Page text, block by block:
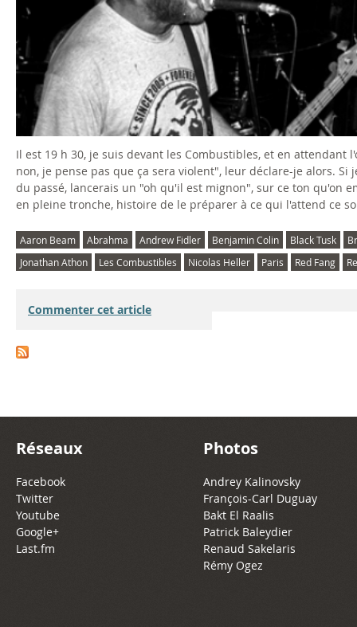
Il est 19 h 30, je suis devant les Combustibles, et en
non, je pense pas que ça sera violent", leur déclare-je alors.
du passé, lancerais un "oh qu'il est mignon", sur ce ton qu'on
en pleine tronche, histoire de le préparer à ce qui l'attend ce
Aaron Beam Abrahma Andrew Fidler Benjamin Colin Black Tusk
Jonathan Athon
Les Combustibles Nicolas Heller Paris Red Fang
Commenter cet article
Réseaux
Facebook
Twitter
Youtube
Google+
Last.fm
Photos
Andrey Kalinovsky
François-Carl Duguay
Bakt El Raalis
Patrick Baleydier
Renaud Sakelaris
Rémy Ogez